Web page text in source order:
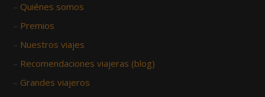
– Quiénes somos
– Premios
– Nuestros viajes
– Recomendaciones viajeras (blog)
– Grandes viajeros